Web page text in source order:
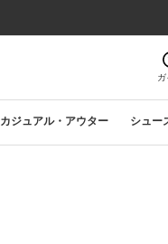
ガ
カジュアル・アウター シュー